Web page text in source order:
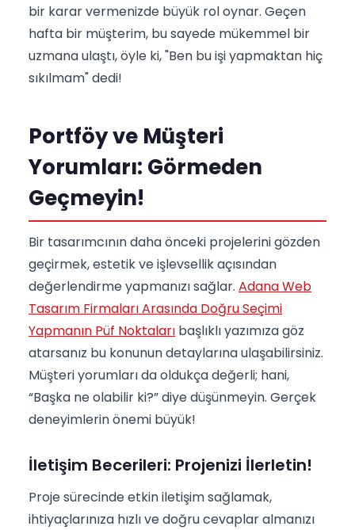
bir karar vermenizde büyük rol oynar. Geçen
hafta bir müşterim, bu sayede mükemmel bir
uzmana ulaştı, öyle ki, "Ben bu işi yapmaktan hiç
sıkılmam" dedi!
Portföy ve Müşteri
Yorumları: Görmeden
Geçmeyin!
Bir tasarımcının daha önceki projelerini gözden
geçirmek, estetik ve işlevsellik açısından
değerlendirme yapmanızı sağlar. Adana Web
Tasarım Firmaları Arasında Doğru Seçimi
Yapmanın Püf Noktaları başlıklı yazımıza göz
atarsanız bu konunun detaylarına ulaşabilirsiniz.
Müşteri yorumları da oldukça değerli; hani,
“Başka ne olabilir ki?” diye düşünmeyin. Gerçek
deneyimlerin önemi büyük!
İletişim Becerileri: Projenizi İlerletin!
Proje sürecinde etkin iletişim sağlamak,
ihtiyaçlarınıza hızlı ve doğru cevaplar almanızı